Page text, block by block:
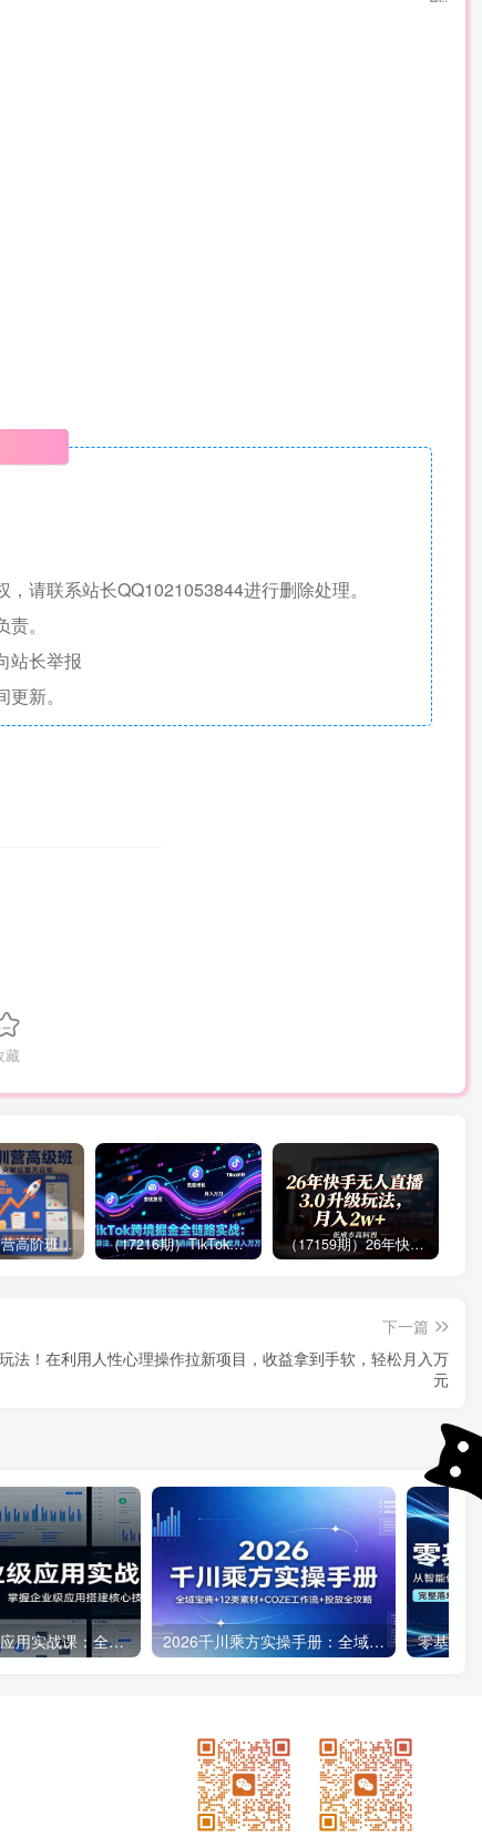
请联系站长QQ1021053844进行删除处理。
。
站长举报
新。
藏
拼多多特训营高阶班，独家玩法赋能，突破运营天花板（更新26年1月） （17216期）TikTok跨境掘金全链路实战：从算法、选品到团队管理，打通闭环，实现稳定月入万刀 （17159期）26年快手无人直播3.0升级玩法，低成本高回报，月入2w+
下一篇
法！在利用人性心理操作拉新项目，收益拿到手软，轻松月入万
元
Codex企业级应用实战课：全流程操作与项目开发，掌握企业级应用搭建核心技能 2026千川乘方实操手册：全域宝典+12类素材+COZE工作流+投放全攻略